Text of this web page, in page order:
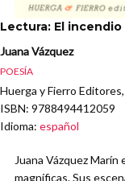
Lectura: El incendio
Juana Vázquez
POESÍA
Huerga y Fierro Editores,
ISBN: 9788494412059
Idioma: español
Juana Vázquez Marín
magníficas. Sus